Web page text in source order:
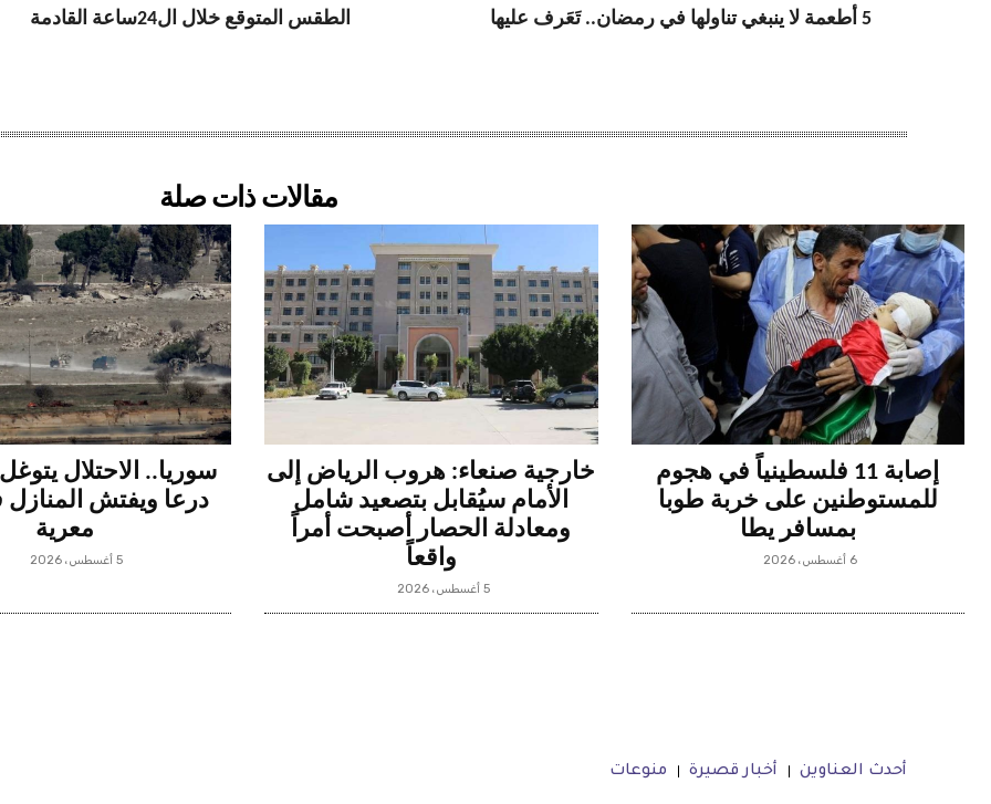
الطقس المتوقع خلال ال24ساعة القادمة 5 أطعمة لا ينبغي تناولها في رمضان.. تَعَرف عليها
مقالات ذات صلة
إصابة 11 فلسطينياً في هجوم
للمستوطنين على خربة طوبا
بمسافر يطا
6 أغسطس، 2026
خارجية صنعاء: هروب الرياض إلى
الأمام سيُقابل بتصعيد شامل
ومعادلة الحصار أصبحت أمراً
واقعاً
5 أغسطس، 2026
سوريا.. الاحتلال
درعا ويفتش
معرية
5 أغسطس، 2026